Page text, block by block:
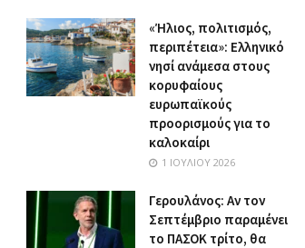
«Ήλιος, πολιτισμός,
περιπέτεια»: Ελληνικό
νησί ανάμεσα στους
κορυφαίους
ευρωπαϊκούς
προορισμούς για το
καλοκαίρι
1 ΙΟΥΛΊΟΥ 2026
Γερουλάνος: Αν τον
Σεπτέμβριο παραμένει
το ΠΑΣΟΚ τρίτο, θα